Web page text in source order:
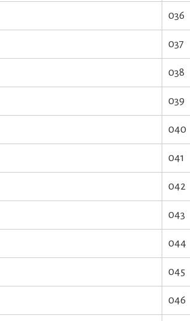
036
037
038
039
040
041
042
043
044
045
046